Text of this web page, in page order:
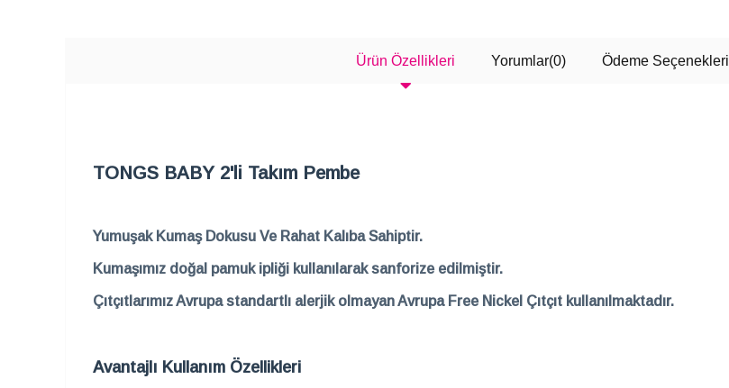
Ürün Özellikleri Yorumlar(0) Ödeme Seçenekleri
TONGS BABY 2'li Takım Pembe
Yumuşak Kumaş Dokusu Ve Rahat Kalıba Sahiptir.
Kumaşımız doğal pamuk ipliği kullanılarak sanforize edilmiştir.
Çıtçıtlarımız Avrupa standartlı alerjik olmayan Avrupa Free Nickel Çıtçıt kullanılmaktadır.
Avantajlı Kullanım Özellikleri